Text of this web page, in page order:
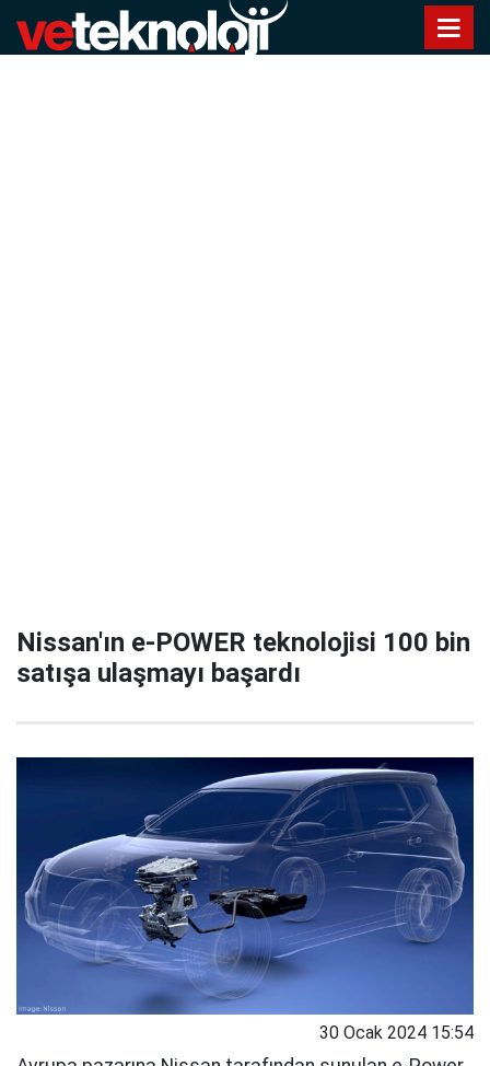
Nissan'ın e-POWER teknolojisi 100 bin
satışa ulaşmayı başardı
30 Ocak 2024 15:54